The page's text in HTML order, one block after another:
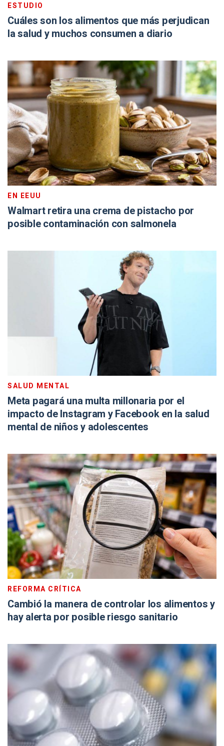
ESTUDIO
Cuáles son los alimentos que más perjudican
la salud y muchos consumen a diario
EN EEUU
Walmart retira una crema de pistacho por
posible contaminación con salmonela
SALUD MENTAL
Meta pagará una multa millonaria por el
impacto de Instagram y Facebook en la salud
mental de niños y adolescentes
REFORMA CRÍTICA
Cambió la manera de controlar los alimentos y
hay alerta por posible riesgo sanitario